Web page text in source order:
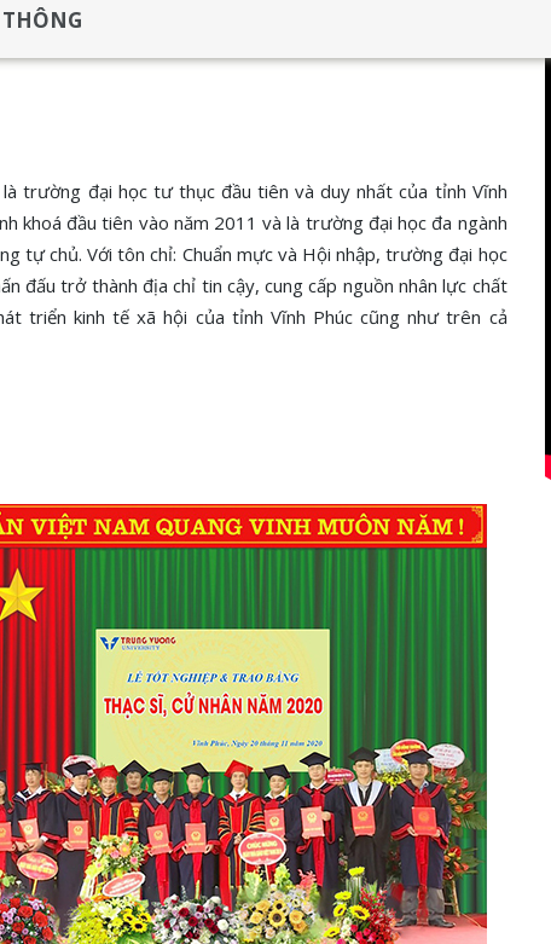
trường đại học tư thục đầu tiên và duy nhất của tỉnh Vĩnh
khoá đầu tiên vào năm 2011 và là trường đại học đa ngành
tự chủ. Với tôn chỉ: Chuẩn mực và Hội nhập, trường đại học
đấu trở thành địa chỉ tin cậy, cung cấp nguồn nhân lực chất
triển kinh tế xã hội của tỉnh Vĩnh Phúc cũng như trên cả